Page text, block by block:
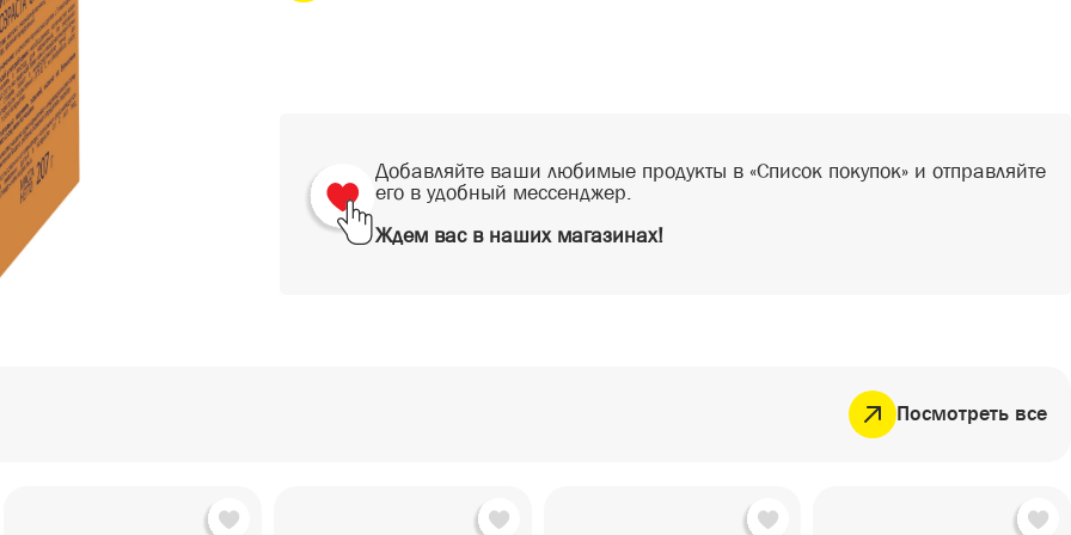
Добавляйте ваши любимые продукты в «Список покупок» и отправляйте
его в удобный мессенджер.
Ждем вас в наших магазинах!
Посмотреть все